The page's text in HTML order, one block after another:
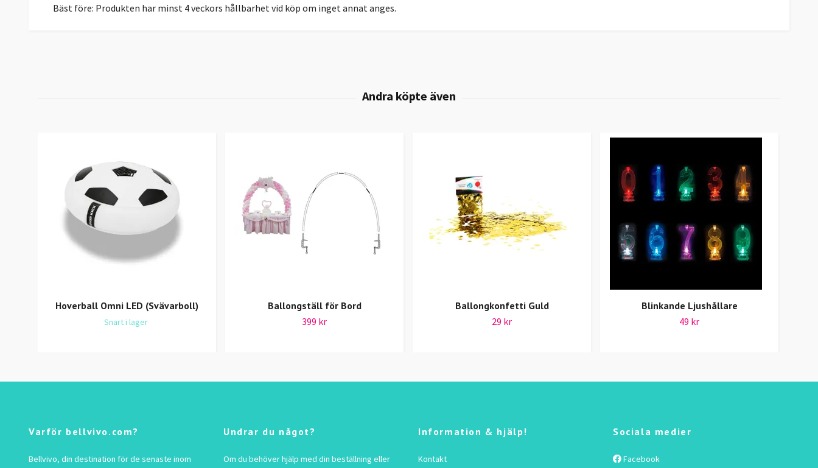
Bäst före: Produkten har minst 4 veckors hållbarhet vid köp om inget annat anges.
Hoverball Omni LED (Svävarboll)
Snart i lager
Ballongställ för Bord
399 kr
Ballongkonfetti Guld
29 kr
Blinkande Ljushållare
49 kr
Varför bellvivo.com?
Bellvivo, din destination för de senaste inom
Undrar du något?
Om du behöver hjälp med din beställning eller
Information & hjälp!
Kontakt
Sociala medier
Facebook